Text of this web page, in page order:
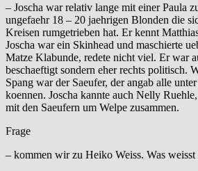
– Joscha war relativ lange mit einer Paula
ungefaehr 18 – 20 jaehrigen Blonden die
Kreisen rumgetrieben hat. Er kennt
Joscha war ein Skinhead und maschierte
Matze Klabunde, redete nicht viel. Er war
beschaeftigt sondern eher rechts politisch.
Spang war der Saeufer, der angab alle
koennen. Joscha kannte auch Nelly
mit den Saeufern um Welpe zusammen.
Frage
– kommen wir zu Heiko Weiss. Was